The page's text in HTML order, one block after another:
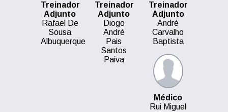
Treinador
Adjunto
Rafael De
Sousa
Albuquerque
Treinador
Adjunto
Diogo
André
Pais
Santos
Paiva
Treinador
Adjunto
André
Carvalho
Baptista
Médico
Rui Miguel